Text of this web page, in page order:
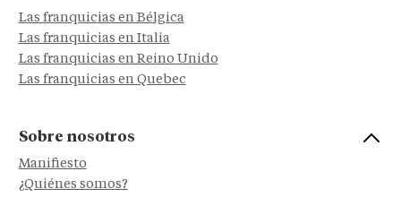
Las franquicias en Bélgica
Las franquicias en Italia
Las franquicias en Reino Unido
Las franquicias en Quebec
Sobre nosotros
Manifiesto
¿Quiénes somos?